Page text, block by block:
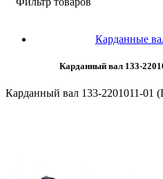
Карданные
Карданный вал 133-
Карданный вал 133-2201011-01